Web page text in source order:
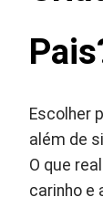
Escolher
além de
O que
carinho e